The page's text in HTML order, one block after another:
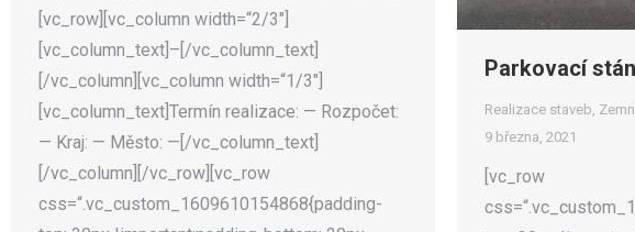
[vc_row][vc_column width=“2/3″]
[vc_column_text]–[/vc_column_text]
[/vc_column][vc_column width=“1/3″]
[vc_column_text]Termín realizace: — Rozpočet:
— Kraj: — Město: —[/vc_column_text]
[/vc_column][/vc_row][vc_row
css=“.vc_custom_1609610154868{padding-
Parkovací
Realizace staveb
9 března, 2021
[vc_row